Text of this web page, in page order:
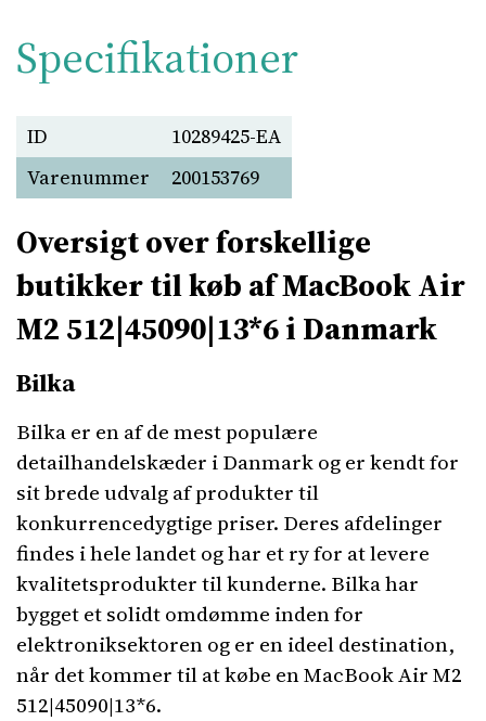
Specifikationer
ID
10289425-EA
Varenummer
200153769
Oversigt over forskellige
butikker til køb af MacBook Air
M2 512|45090|13*6 i Danmark
Bilka
Bilka er en af de mest populære
detailhandelskæder i Danmark og er kendt for
sit brede udvalg af produkter til
konkurrencedygtige priser. Deres afdelinger
findes i hele landet og har et ry for at levere
kvalitetsprodukter til kunderne. Bilka har
bygget et solidt omdømme inden for
elektroniksektoren og er en ideel destination,
når det kommer til at købe en MacBook Air M2
512|45090|13*6.